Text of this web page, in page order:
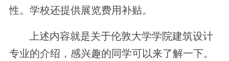
性。学校还提供展览费用补贴。
上述内容就是关于伦敦大学学院建筑设计
专业的介绍，感兴趣的同学可以来了解一下。